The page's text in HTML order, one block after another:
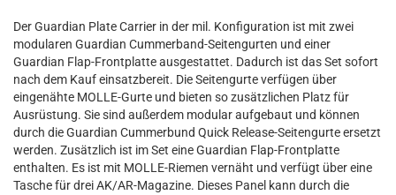
Der Guardian Plate Carrier in der mil. Konfiguration ist mit zwei
modularen Guardian Cummerband-Seitengurten und einer
Guardian Flap-Frontplatte ausgestattet. Dadurch ist das Set sofort
nach dem Kauf einsatzbereit. Die Seitengurte verfügen über
eingenähte MOLLE-Gurte und bieten so zusätzlichen Platz für
Ausrüstung. Sie sind außerdem modular aufgebaut und können
durch die Guardian Cummerbund Quick Release-Seitengurte ersetzt
werden. Zusätzlich ist im Set eine Guardian Flap-Frontplatte
enthalten. Es ist mit MOLLE-Riemen vernäht und verfügt über eine
Tasche für drei AK/AR-Magazine. Dieses Panel kann durch die